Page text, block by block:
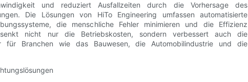
und reduziert Ausfallzeiten durch die Vorhersage des
Die Lösungen von HiTo Engineering umfassen automatisierte
die menschliche Fehler minimieren und die Effizienz
senkt nicht nur die Betriebskosten, sondern verbessert auch die
für Branchen wie das Bauwesen, die Automobilindustrie und die